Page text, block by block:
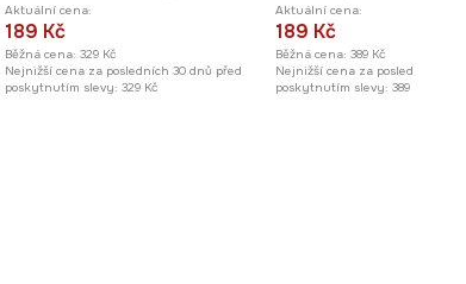
Aktuální cena:
189 Kč
Běžná cena: 329 Kč
Nejnižší cena za posledních 30 dnů před
poskytnutím slevy: 329 Kč
Aktuální cena:
189 Kč
Běžná cena: 389 Kč
Nejnižší cena za posledních 30
poskytnutím slevy: 389 Kč